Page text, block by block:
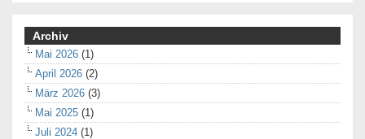
Archiv
Mai 2026 (1)
April 2026 (2)
März 2026 (3)
Mai 2025 (1)
Juli 2024 (1)